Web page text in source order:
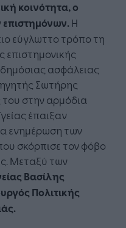
κοινότητα, ο
επιστημόνων.Η
εύγλωττο τρόπο τη
επιστημονικής
ασφάλειας
Σωτήρης
του στην αρμόδια
έπαιξαν
ενημέρωση των
σκόρπισε τον φόβο
Μεταξύ των
Βασίλης
Πολιτικής